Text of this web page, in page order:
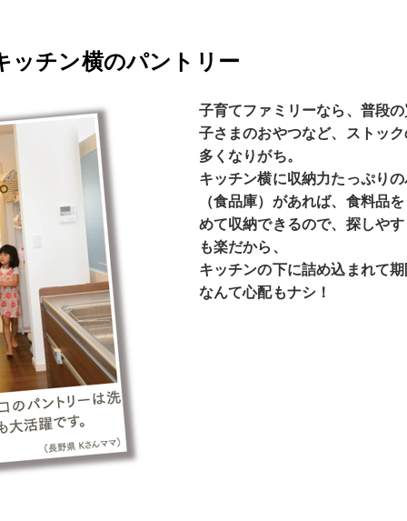
ッチン横のパントリー
子育てファミリーなら、普段
子さまのおやつなど、ストッ
多くなりがち。
キッチン横に収納力たっぷり
（食品庫）があれば、食料品
めて収納できるので、探しや
も楽だから、
キッチンの下に詰め込まれて
なんて心配もナシ！